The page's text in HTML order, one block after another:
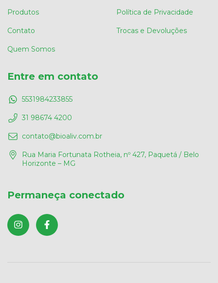
Produtos
Contato
Quem Somos
Política de Privacidade
Trocas e Devoluções
Entre em contato
5531984233855
31 98674 4200
contato@bioaliv.com.br
Rua Maria Fortunata Rotheia, nº 427, Paquetá / Belo
Horizonte – MG
Permaneça conectado